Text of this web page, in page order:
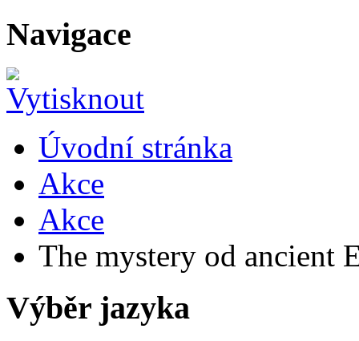
Navigace
Úvodní stránka
Akce
Akce
The mystery od ancient
Výběr jazyka